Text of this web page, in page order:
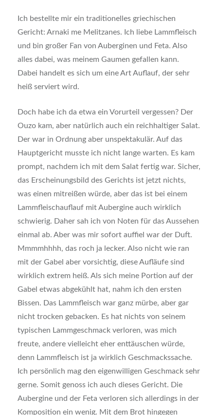
Ich bestellte mir ein traditionelles griechischen
Gericht: Arnaki me Melitzanes. Ich liebe Lammfleisch
und bin großer Fan von Auberginen und Feta. Also
alles dabei, was meinem Gaumen gefallen kann.
Dabei handelt es sich um eine Art Auflauf, der sehr
heiß serviert wird.
Doch habe ich da etwa ein Vorurteil vergessen? Der
Ouzo kam, aber natürlich auch ein reichhaltiger Salat.
Der war in Ordnung aber unspektakulär. Auf das
Hauptgericht musste ich nicht lange warten. Es kam
prompt, nachdem ich mit dem Salat fertig war. Sicher,
das Erscheinungsbild des Gerichts ist jetzt nichts,
was einen mitreißen würde, aber das ist bei einem
Lammfleischauflauf mit Aubergine auch wirklich
schwierig. Daher sah ich von Noten für das Aussehen
einmal ab. Aber was mir sofort auffiel war der Duft.
Mmmmhhhh, das roch ja lecker. Also nicht wie ran
mit der Gabel aber vorsichtig, diese Aufläufe sind
wirklich extrem heiß. Als sich meine Portion auf der
Gabel etwas abgekühlt hat, nahm ich den ersten
Bissen. Das Lammfleisch war ganz mürbe, aber gar
nicht trocken gebacken. Es hat nichts von seinem
typischen Lammgeschmack verloren, was mich
freute, andere vielleicht eher enttäuschen würde,
denn Lammfleisch ist ja wirklich Geschmackssache.
Ich persönlich mag den eigenwilligen Geschmack sehr
gerne. Somit genoss ich auch dieses Gericht. Die
Aubergine und der Feta verloren sich allerdings in der
Komposition ein wenig. Mit dem Brot hingegen